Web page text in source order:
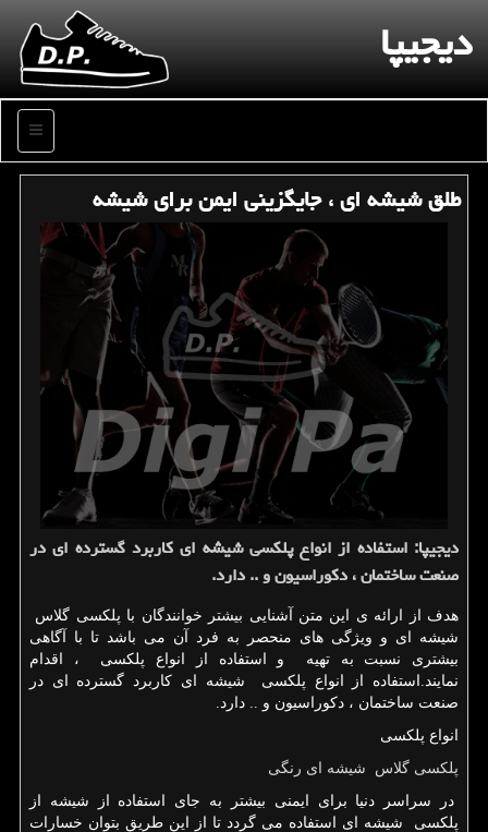
دیجیپا
منو
طلق شیشه ای ، جایگزینی ایمن برای شیشه
دیجیپا: استفاده از انواع پلكسی شیشه ای كاربرد گسترده ای در
صنعت ساختمان ، دكوراسیون و .. دارد.
هدف از ارائه ی این متن آشنایی بیشتر خوانندگان با پلکسی گلاس
شیشه ای و ویژگی های منحصر به فرد آن می باشد تا با آگاهی
بیشتری نسبت به تهیه و استفاده از انواع پلکسی ، اقدام
نمایند.استفاده از انواع پلکسی شیشه ای کاربرد گسترده ای در
صنعت ساختمان ، دکوراسیون و .. دارد.
انواع پلکسی
پلکسی گلاس شیشه ای رنگی
در سراسر دنیا برای ایمنی بیشتر به جای استفاده از شیشه از
پلکسی شیشه ای استفاده می گردد تا از این طریق بتوان خسارات